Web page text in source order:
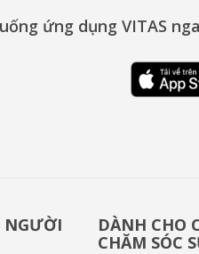
ứng dụng VITAS
NGƯỜI
DÀNH CHO
CHĂM SÓC